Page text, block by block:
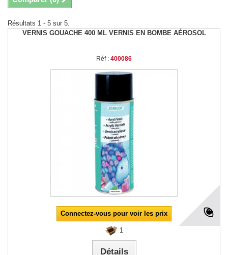
Résultats 1 - 5 sur 5.
VERNIS GOUACHE 400 ML VERNIS EN BOMBE AÉROSOL
Réf : 400086
Connectez-vous pour voir les prix
1
Détails